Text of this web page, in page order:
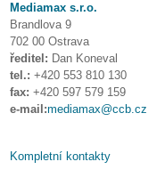
Mediamax s.r.o.
Brandlova 9
702 00 Ostrava
ředitel: Dan Koneval
tel.: +420 553 810 130
fax: +420 597 579 159
e-mail:mediamax@ccb.cz
Kompletní kontakty